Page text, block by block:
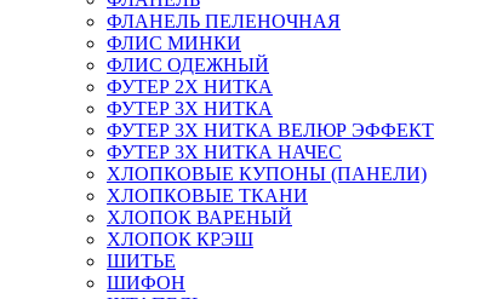
ФЛАНЕЛЬ ПЕЛЕНОЧНАЯ
ФЛИС МИНКИ
ФЛИС ОДЕЖНЫЙ
ФУТЕР 2Х НИТКА
ФУТЕР 3Х НИТКА
ФУТЕР 3Х НИТКА ВЕЛЮР ЭФФЕКТ
ФУТЕР 3Х НИТКА НАЧЕС
ХЛОПКОВЫЕ КУПОНЫ (ПАНЕЛИ)
ХЛОПКОВЫЕ ТКАНИ
ХЛОПОК ВАРЕНЫЙ
ХЛОПОК КРЭШ
ШИТЬЕ
ШИФОН